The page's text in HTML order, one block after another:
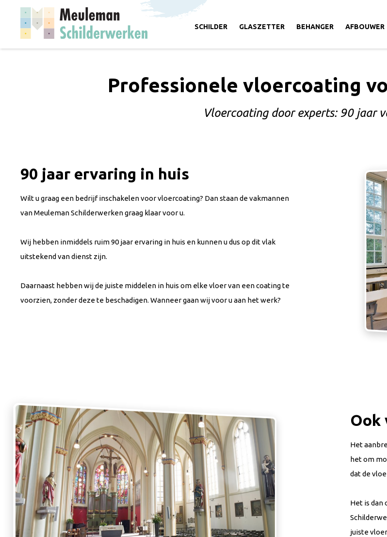
SCHILDER GLASZETTER BEHANGER AFBOUWER
Professionele vloercoating
Vloercoating door experts: 90 jaar
90 jaar ervaring in huis
Wilt u graag een bedrijf inschakelen voor vloercoating? Dan staan de vakmannen
vanMeuleman Schilderwerken graag klaar voor u.
Wij hebben inmiddels ruim 90 jaar ervaring in huis en kunnen u dus op dit vlak
uitstekend van dienst zijn.
Daarnaast hebben wij de juiste middelen in huis om elke vloer van een coating te
voorzien, zonder deze te beschadigen. Wanneer gaan wij voor u aan het werk?
Ook
Het
het om
dat de
Het is dan
juiste